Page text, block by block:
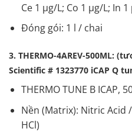
Ce 1 µg/L; Co 1 µg/L; In
Đóng gói: 1 l / chai
3. THERMO-4AREV-500ML:
Scientific # 1323770 iCAP Q
THERMO TUNE B ICAP,
Nền (Matrix): Nitric Acid
HCl)